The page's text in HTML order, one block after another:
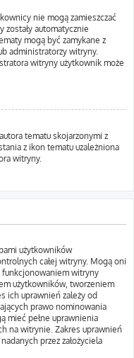
nie mogą zamieszczać
automatycznie
mogą być zamykane z
administratorzy witryny.
witryny użytkownik może
tematu skojarzonymi z
z ikon tematu uzależniona
witryny.
użytkowników
całej witryny. Mogą oni
funkcjonowaniem witryny
użytkowników, tworzeniem
ich uprawnień zależy od
prawo nominowania
mieć pełne uprawnienia
na witrynie. Zakres uprawnień
przez założyciela